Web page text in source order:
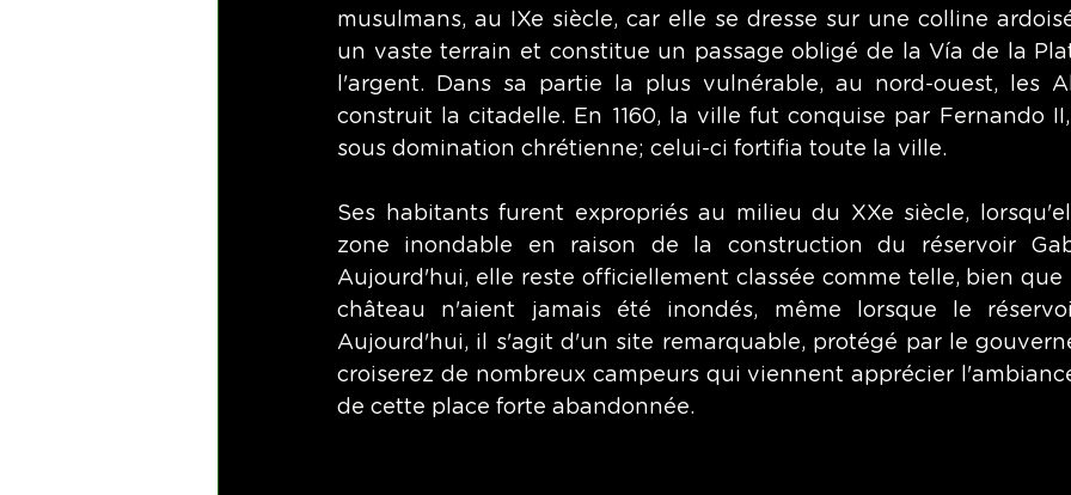
musulmans, au IXe siècle, car elle se dresse sur une colline
un vaste terrain et constitue un passage obligé de la Vía de la
l'argent. Dans sa partie la plus vulnérable, au nord-ouest, les
construit la citadelle. En 1160, la ville fut conquise par Fernando
sous domination chrétienne; celui-ci fortifia toute la ville.
Ses habitants furent expropriés au milieu du XXe siècle,
zone inondable en raison de la construction du réservoir
Aujourd'hui, elle reste officiellement classée comme telle, bien
château n'aient jamais été inondés, même lorsque le
Aujourd'hui, il s'agit d'un site remarquable, protégé par le
croiserez de nombreux campeurs qui viennent apprécier
de cette place forte abandonnée.